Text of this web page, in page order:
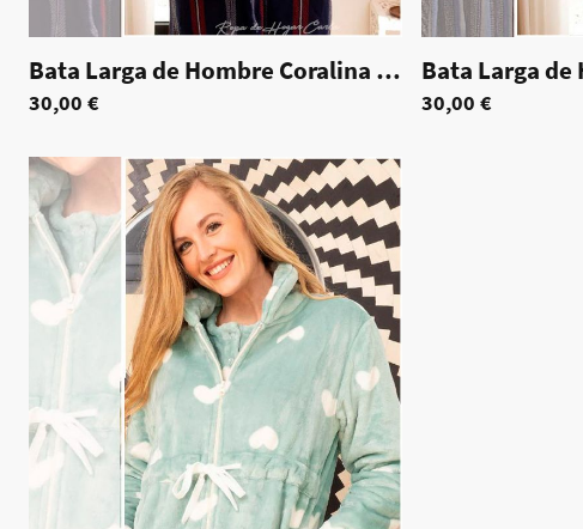
Bata Larga de Hombre Coralina - Benjamin |70130
30,00 € 30,00 €